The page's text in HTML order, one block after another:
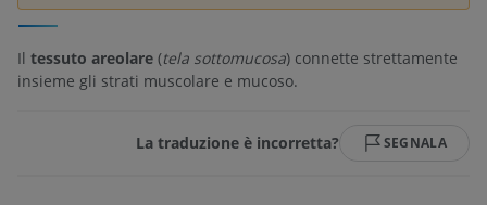
Il tessuto areolare (tela sottomucosa) connette strettamente
insieme gli strati muscolare e mucoso.
La traduzione è incorretta? SEGNALA